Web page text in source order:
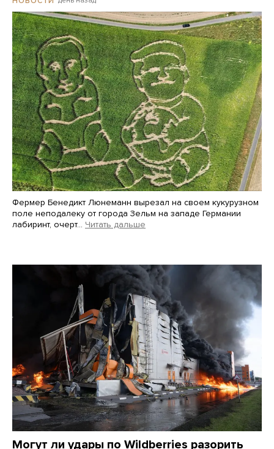
Фермер Бенедикт Люнеманн вырезал на своем кукурузном
поле неподалеку от города Зельм на западе Германии
лабиринт, очерт… Читать дальше
Могут ли удары по Wildberries разорить